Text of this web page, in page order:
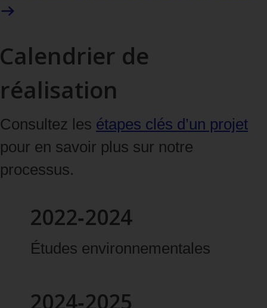
Calendrier de
réalisation
Consultez les étapes clés d’un projet
pour en savoir plus sur notre
processus.
2022‑2024
Études environnementales
2024‑2025